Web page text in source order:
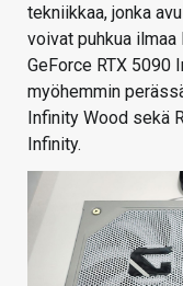
tekniikkaa, jonka
voivat puhkua
GeForce RTX 5090
myöhemmin
Infinity Wood sekä
Infinity.